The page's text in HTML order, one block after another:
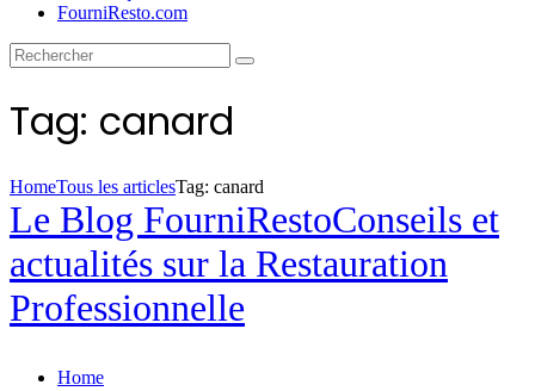
FourniResto.com
Tag: canard
HomeTous les articlesTag: canard
Le Blog FourniRestoConseils et
actualités sur la Restauration
Professionnelle
Home